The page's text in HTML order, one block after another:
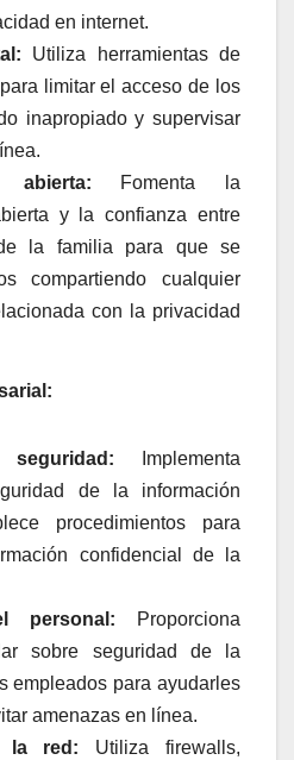
en internet.
Utiliza herramientas de
limitar el acceso de los
inapropiado y supervisar
abierta: Fomenta la
y la confianza entre
la familia para que se
compartiendo cualquier
con la privacidad
Implementa
de la información
procedimientos para
confidencial de la
personal: Proporciona
sobre seguridad de la
empleados para ayudarles
amenazas en línea.
la red: Utiliza firewalls,